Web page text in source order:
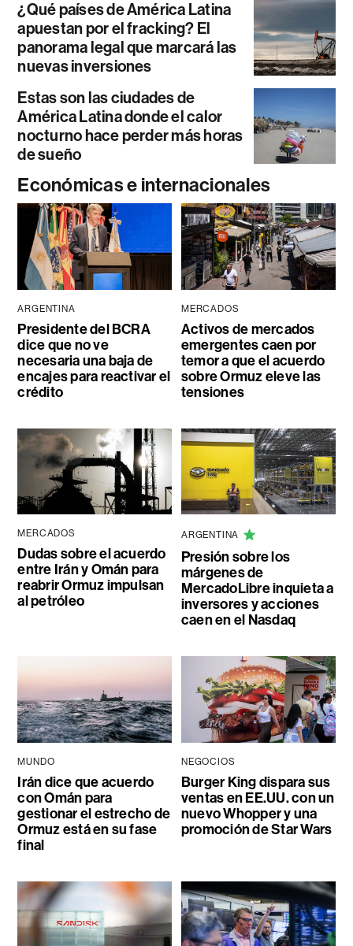
¿Qué países de América Latina
apuestan por el fracking? El
panorama legal que marcará las
nuevas inversiones
Estas son las ciudades de
América Latina donde el calor
nocturno hace perder más horas
de sueño
Económicas e internacionales
ARGENTINA
Presidente del BCRA
dice que no ve
necesaria una baja de
encajes para reactivar el
crédito
MERCADOS
Activos de mercados
emergentes caen por
temor a que el acuerdo
sobre Ormuz eleve las
tensiones
MERCADOS
Dudas sobre el acuerdo
entre Irán y Omán para
reabrir Ormuz impulsan
al petróleo
ARGENTINA
Presión sobre los
márgenes de
MercadoLibre inquieta a
inversores y acciones
caen en el Nasdaq
MUNDO
Irán dice que acuerdo
con Omán para
gestionar el estrecho de
Ormuz está en su fase
final
NEGOCIOS
Burger King dispara sus
ventas en EE.UU. con un
nuevo Whopper y una
promoción de Star Wars